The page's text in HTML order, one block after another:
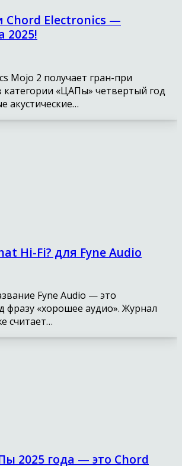
Chord Electronics —
2025!
Mojo 2 получает гран-при
категории «ЦАПы» четвертый год
акустические…
Hi-Fi? для Fyne Audio
Fyne Audio — это
фразу «хорошее аудио». Журнал
считает…
2025 года — это Chord